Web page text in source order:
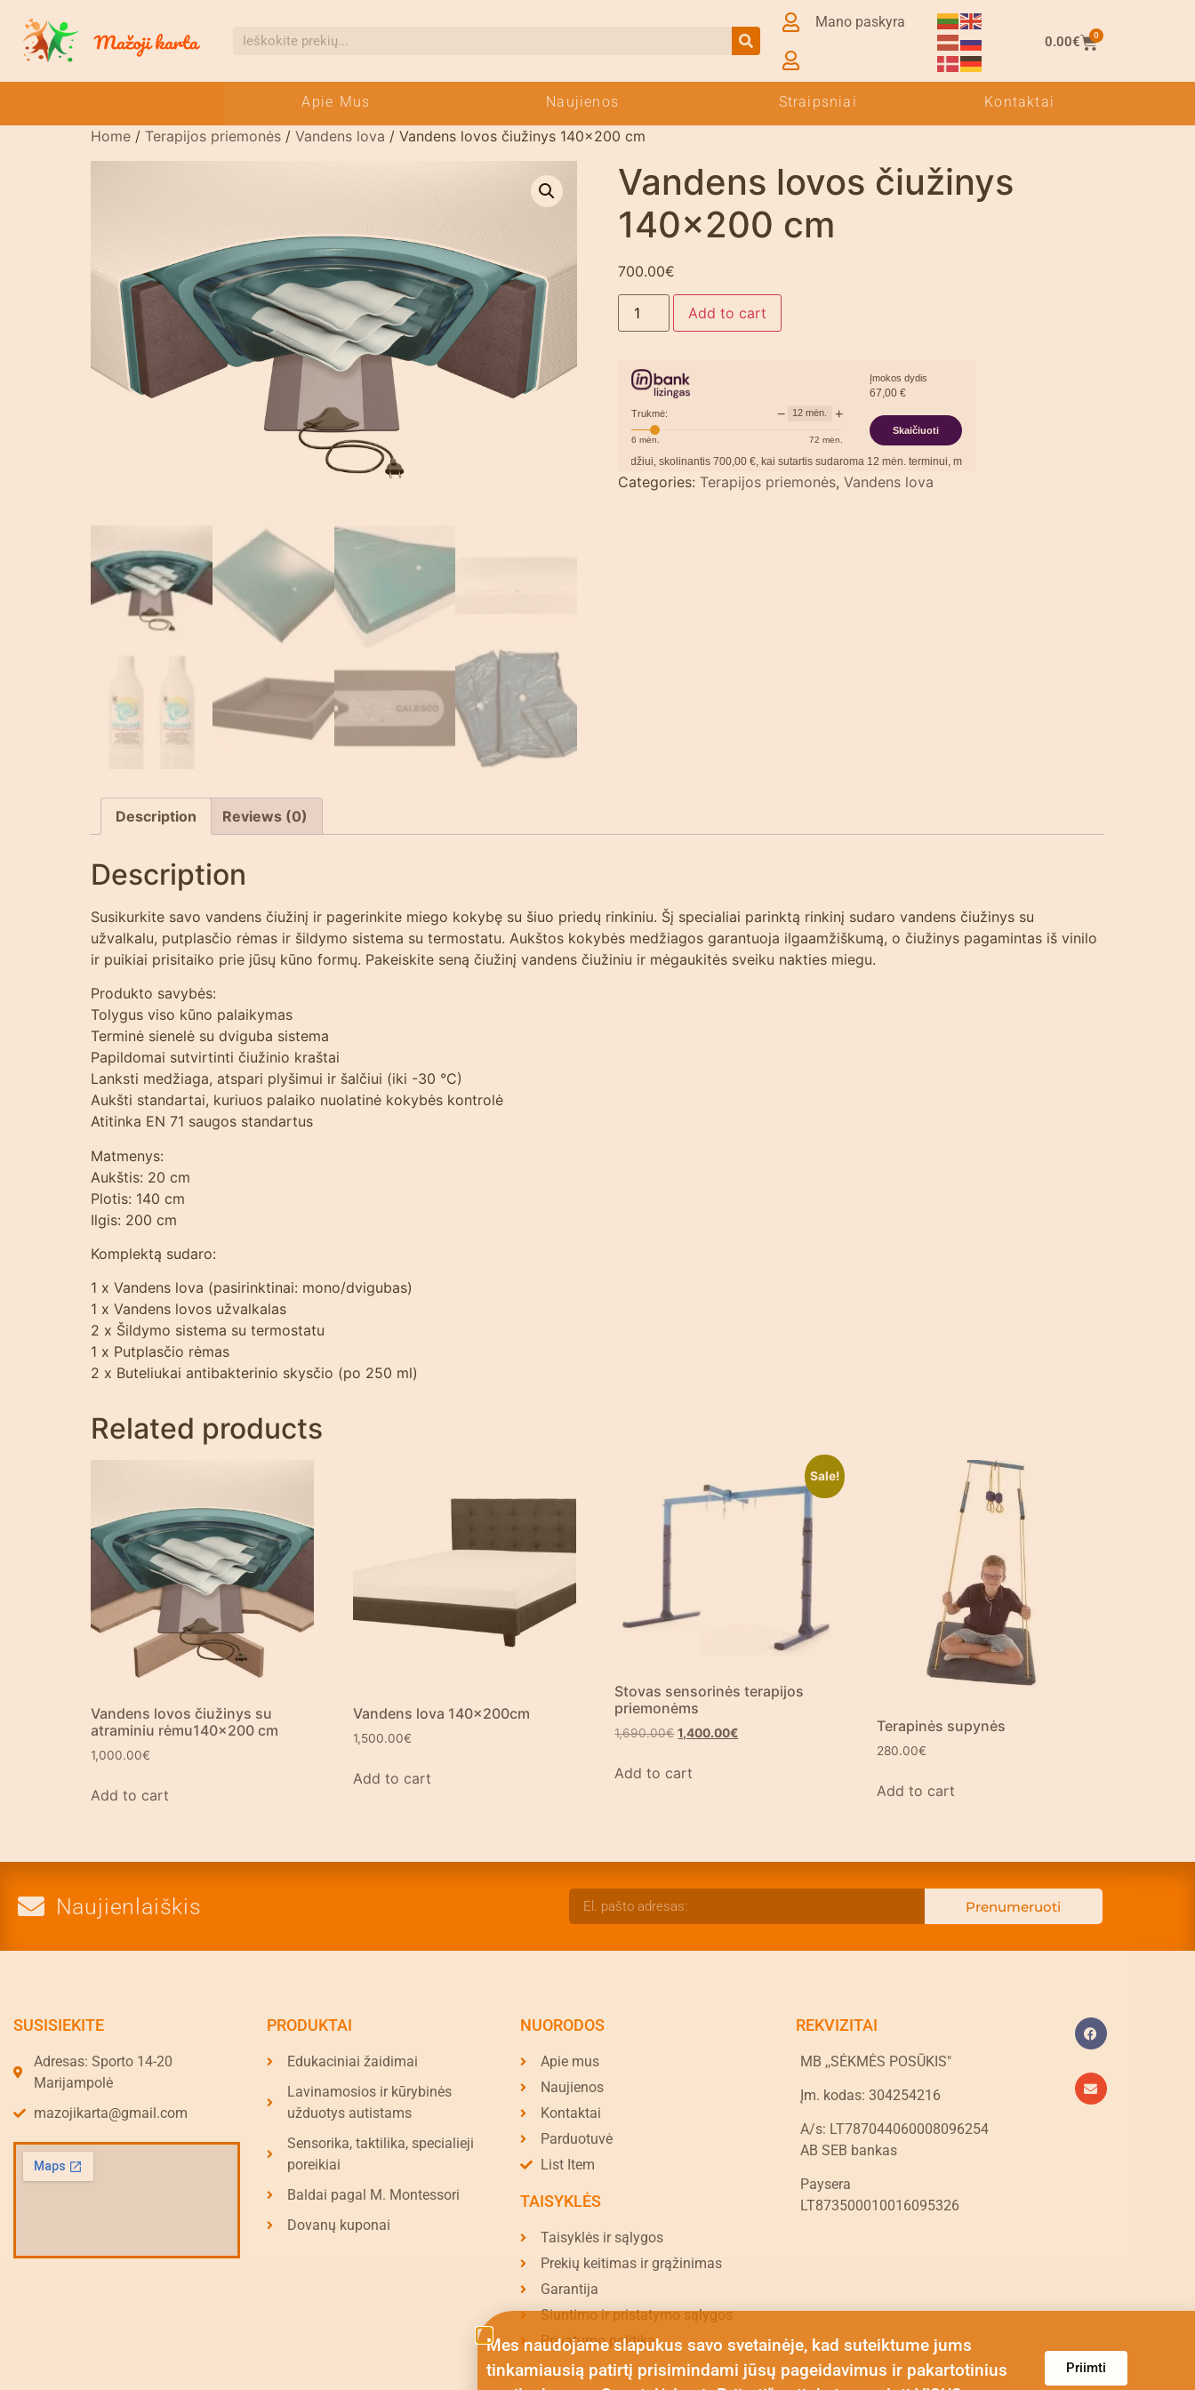
Mano paskyra
0.00€ 0
Apie Mus Naujienos Straipsniai Kontaktai
Home / Terapijos priemonės / Vandens lova / Vandens lovos čiužinys 140×200 cm
Vandens lovos čiužinys
140×200 cm
700.00€
Add to cart
Trukmė: − 12 mėn. +
6 mėn. 72 mėn.
Įmokos dydis
67,00€
Skaičiuoti
Pavyzdžiui, skolinantis700,00€, kai sutartis sudaroma 12mėn. terminui, metinė palūkanų norma –
Categories: Terapijos priemonės, Vandens lova
Description Reviews (0)
Description
Susikurkite savo vandens čiužinį ir pagerinkite miego kokybę su šiuo priedų rinkiniu. Šį specialiai parinktą rinkinį sudaro vandens čiužinys su
užvalkalu, putplasčio rėmas ir šildymo sistema su termostatu. Aukštos kokybės medžiagos garantuoja ilgaamžiškumą, o čiužinys pagamintas iš vinilo
ir puikiai prisitaiko prie jūsų kūno formų. Pakeiskite seną čiužinį vandens čiužiniu ir mėgaukitės sveiku nakties miegu.
Produkto savybės:
Tolygus viso kūno palaikymas
Terminė sienelė su dviguba sistema
Papildomai sutvirtinti čiužinio kraštai
Lanksti medžiaga, atspari plyšimui ir šalčiui (iki -30 °C)
Aukšti standartai, kuriuos palaiko nuolatinė kokybės kontrolė
Atitinka EN 71 saugos standartus
Matmenys:
Aukštis: 20 cm
Plotis: 140 cm
Ilgis: 200 cm
Komplektą sudaro:
1 x Vandens lova (pasirinktinai: mono/dvigubas)
1 x Vandens lovos užvalkalas
2 x Šildymo sistema su termostatu
1 x Putplasčio rėmas
2 x Buteliukai antibakterinio skysčio (po 250 ml)
Related products
Vandens lovos čiužinys su
atraminiu rėmu140x200 cm
1,000.00€
Add to cart
Vandens lova 140x200cm
1,500.00€
Add to cart
Sale!
Stovas sensorinės terapijos
priemonėms
1,690.00€ 1,400.00€
Add to cart
Terapinės supynės
280.00€
Add to cart
Naujienlaiškis Prenumeruoti
SUSISIEKITE
Adresas: Sporto 14-20
Marijampolė
mazojikarta@gmail.com
PRODUKTAI
Edukaciniai žaidimai
Lavinamosios ir kūrybinės
užduotys autistams
Sensorika, taktilika, specialieji
poreikiai
Baldai pagal M. Montessori
Dovanų kuponai
NUORODOS
Apie mus
Naujienos
Kontaktai
Parduotuvė
List Item
TAISYKLĖS
Taisyklės ir sąlygos
Prekių keitimas ir grąžinimas
Garantija
Siuntimo ir pristatymo sąlygos
Privatumo politika
REKVIZITAI
MB ,,SĖKMĖS POSŪKIS"
Įm. kodas: 304254216
A/s: LT787044060008096254
AB SEB bankas
Paysera
LT873500010016095326
Mes naudojame slapukus savo svetainėje, kad suteiktume jums
tinkamiausią patirtį prisimindami jūsų pageidavimus ir pakartotinius
Priimti